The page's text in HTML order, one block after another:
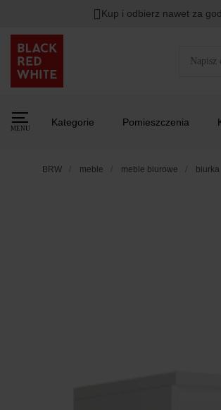
Kup i odbierz nawet za
MENU
Kategorie Pomieszczenia
BRW meble meble biurowe biurka